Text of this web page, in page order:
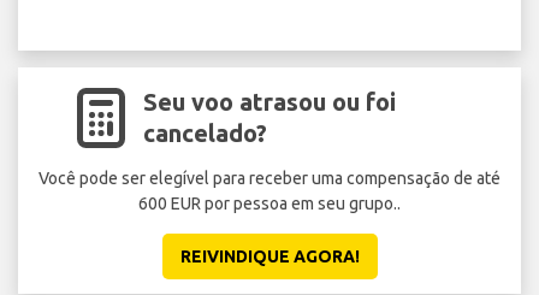
Seu voo atrasou ou foi
cancelado?
Você pode ser elegível para receber uma compensação de até
600 EUR por pessoa em seu grupo..
REIVINDIQUE AGORA!